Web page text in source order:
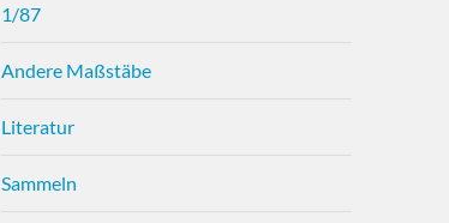
1/87
Andere Maßstäbe
Literatur
Sammeln